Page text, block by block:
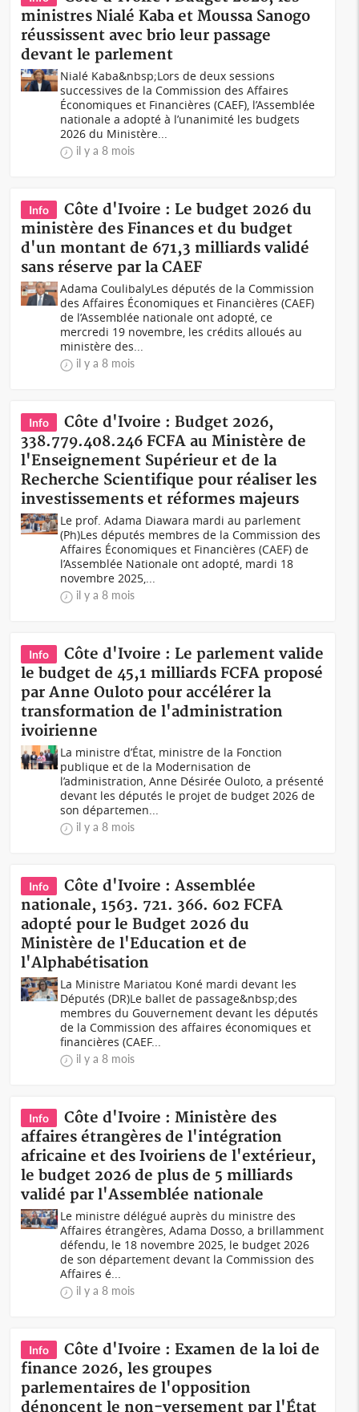
ministres Nialé Kaba et Moussa Sanogo
réussissent avec brio leur passage
devant le parlement
Nialé Kaba&nbsp;Lors de deux sessions
successives de la Commission des Affaires
Économiques et Financières (CAEF), l’Assemblée
nationale a adopté à l’unanimité les budgets
2026 du Ministère...
il y a 8 mois
Info
Côte d'Ivoire : Le budget 2026 du
ministère des Finances et du budget
d'un montant de 671,3 milliards validé
sans réserve par la CAEF
Adama CoulibalyLes députés de la Commission
des Affaires Économiques et Financières (CAEF)
de l’Assemblée nationale ont adopté, ce
mercredi 19 novembre, les crédits alloués au
ministère des...
il y a 8 mois
Info
Côte d'Ivoire : Budget 2026,
338.779.408.246 FCFA au Ministère de
l'Enseignement Supérieur et de la
Recherche Scientifique pour réaliser les
investissements et réformes majeurs
Le prof. Adama Diawara mardi au parlement
(Ph)Les députés membres de la Commission des
Affaires Économiques et Financières (CAEF) de
l’Assemblée Nationale ont adopté, mardi 18
novembre 2025,...
il y a 8 mois
Info
Côte d'Ivoire : Le parlement valide
le budget de 45,1 milliards FCFA proposé
par Anne Ouloto pour accélérer la
transformation de l'administration
ivoirienne
La ministre d’État, ministre de la Fonction
publique et de la Modernisation de
l’administration, Anne Désirée Ouloto, a présenté
devant les députés le projet de budget 2026 de
son départemen...
il y a 8 mois
Info
Côte d'Ivoire : Assemblée
nationale, 1563. 721. 366. 602 FCFA
adopté pour le Budget 2026 du
Ministère de l'Education et de
l'Alphabétisation
La Ministre Mariatou Koné mardi devant les
Députés (DR)Le ballet de passage&nbsp;des
membres du Gouvernement devant les députés
de la Commission des affaires économiques et
financières (CAEF...
il y a 8 mois
Info
Côte d'Ivoire : Ministère des
affaires étrangères de l'intégration
africaine et des Ivoiriens de l'extérieur,
le budget 2026 de plus de 5 milliards
validé par l'Assemblée nationale
Le ministre délégué auprès du ministre des
Affaires étrangères, Adama Dosso, a brillamment
défendu, le 18 novembre 2025, le budget 2026
de son département devant la Commission des
Affaires é...
il y a 8 mois
Info
Côte d'Ivoire : Examen de la loi de
finance 2026, les groupes
parlementaires de l'opposition
dénoncent le non-versement par l'État